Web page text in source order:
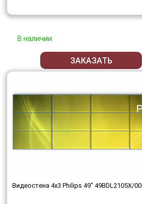
В наличии
ЗАКАЗАТЬ
Видеостена 4x3 Philips 49" 49BDL2105X/00